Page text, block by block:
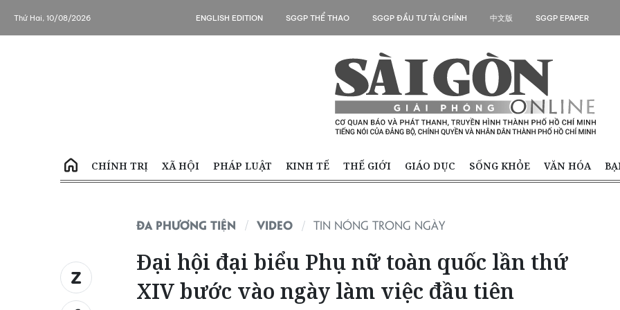
Thứ Hai, 10/08/2026 ENGLISH EDITION SGGP THỂ THAO SGGP ĐẦU TƯ TÀI CHÍNH 中文版 SGGP EPAPER
CHÍNH TRỊ XÃ HỘI PHÁP LUẬT KINH TẾ THẾ GIỚI GIÁO DỤC SỐNG KHỎE VĂN HÓA
ĐA PHƯƠNG TIỆN VIDEO TIN NÓNG TRONG NGÀY
Đại hội đại biểu Phụ nữ toàn quốc lần thứ
XIV bước vào ngày làm việc đầu tiên